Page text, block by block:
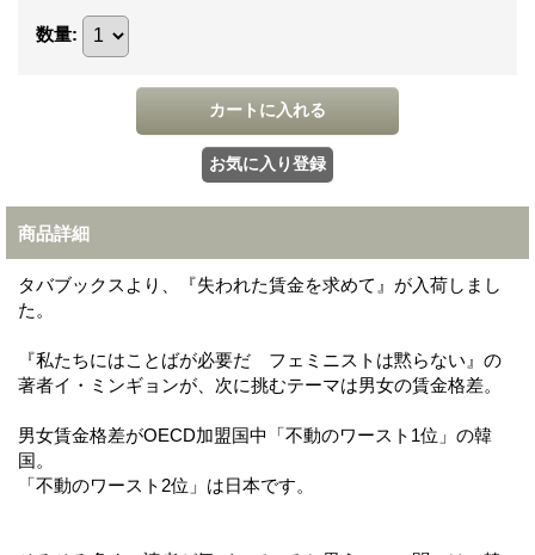
数量:
商品詳細
タバブックスより、『失われた賃金を求めて』が入荷しまし
た。
『私たちにはことばが必要だ フェミニストは黙らない』の
著者イ・ミンギョンが、次に挑むテーマは男女の賃金格差。
男女賃金格差がOECD加盟国中「不動のワースト1位」の韓
国。
「不動のワースト2位」は日本です。